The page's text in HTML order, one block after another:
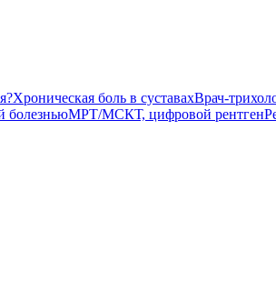
Хроническая боль в суставахВрач-
болезньюМРТ/МСКТ, цифровой рентген